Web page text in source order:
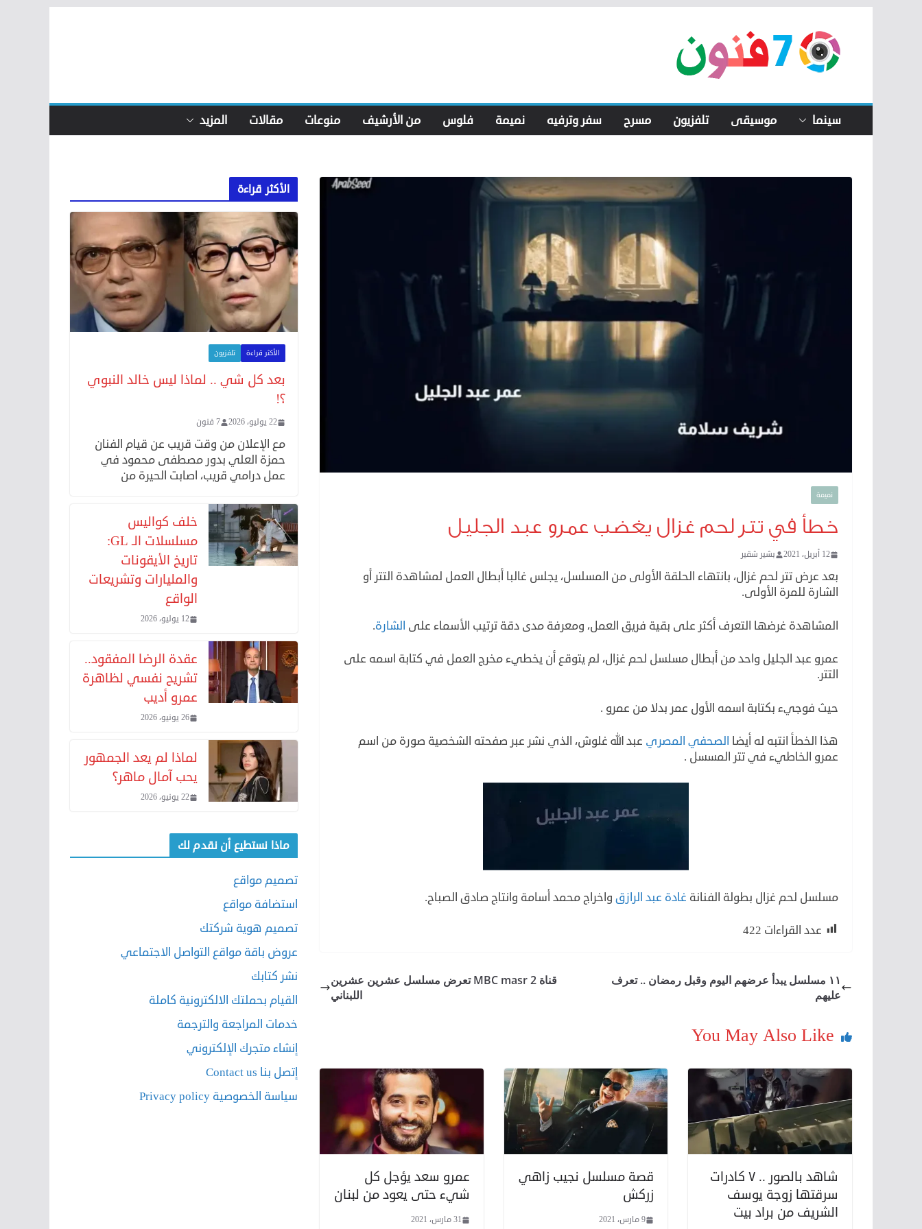
content
سينما موسيقى تلفزيون مسرح سفر وترفيه نميمة فلوس من الأرشيف منوعات مقالات المزيد
نميمة
خطأ في تتر لحم غزال يغضب عمرو عبد الجليل
12 أبريل، 2021 بشير شقير
بعد عرض تتر لحم غزال، بانتهاء الحلقة الأولى من المسلسل، يجلس غالبا أبطال العمل لمشاهدة التتر أو
الشارة للمرة الأولى.
المشاهدة غرضها التعرف أكثر على بقية فريق العمل، ومعرفة مدى دقة ترتيب الأسماء على الشارة.
عمرو عبد الجليل واحد من أبطال مسلسل لحم غزال، لم يتوقع أن يخطيء مخرج العمل في كتابة اسمه على
التتر.
حيث فوجيء بكتابة اسمه الأول عمر بدلا من عمرو .
هذا الخطأ انتبه له أيضا الصحفي المصري عبد الله غلوش، الذي نشر عبر صفحته الشخصية صورة من اسم
عمرو الخاطيء في تتر المسسل .
مسلسل لحم غزال بطولة الفنانة غادة عبد الرازق واخراج محمد أسامة وانتاج صادق الصباح.
عدد القراءات 422
١١ مسلسل يبدأ عرضهم اليوم وقبل رمضان .. تعرف
عليهم
قناة MBC masr 2 تعرض مسلسل عشرين عشرين
اللبناني
You May Also Like
شاهد بالصور .. ٧ كادرات
سرقتها زوجة يوسف
الشريف من براد بيت
قصة مسلسل نجيب زاهي
زركش
9 مارس، 2021
عمرو سعد يؤجل كل
شيء حتى يعود من لبنان
31 مارس، 2021
الأكثر قراءة
الأكثر قراءة تلفزيون
بعد كل شي .. لماذا ليس خالد النبوي
؟!
22 يوليو، 2026 7 فنون
مع الإعلان من وقت قريب عن قيام الفنان
حمزة العلي بدور مصطفى محمود في
عمل درامي قريب، اصابت الحيرة من
خلف كواليس
مسلسلات الـ GL:
تاريخ الأيقونات
والمليارات وتشريعات
الواقع
12 يوليو، 2026
عقدة الرضا المفقود..
تشريح نفسي لظاهرة
عمرو أديب
26 يونيو، 2026
لماذا لم يعد الجمهور
يحب آمال ماهر؟
22 يونيو، 2026
ماذا نستطيع أن نقدم لك
تصميم مواقع
استضافة مواقع
تصميم هوية شركتك
عروض باقة مواقع التواصل الاجتماعي
نشر كتابك
القيام بحملتك الالكترونية كاملة
خدمات المراجعة والترجمة
إنشاء متجرك الإلكتروني
إتصل بنا Contact us
سياسة الخصوصية Privacy policy